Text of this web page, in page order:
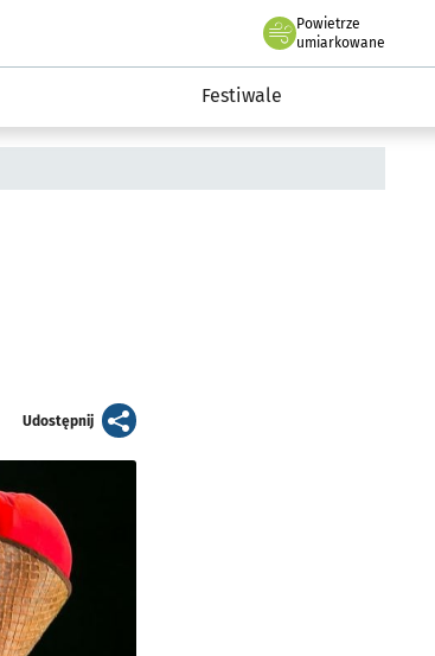
Powietrze
we Wrocławiu
umiarkowane
Festiwale
Udostępnijartykuł